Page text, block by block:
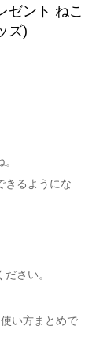
ゼント ねこ
ズ)
きるようにな
さい。
い方まとめで